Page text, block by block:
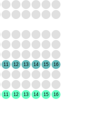
11 12 13 14 15 16
11 12 13 14 15 16